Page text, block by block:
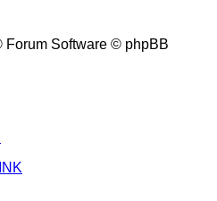
Forum Software © phpBB